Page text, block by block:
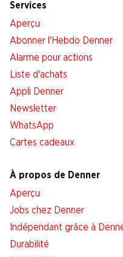
Services
Aperçu
Abonner l'Hebdo Denner
Alarme pour actions
Liste d'achats
Appli Denner
Newsletter
WhatsApp
Cartes cadeaux
À propos de Denner
Aperçu
Jobs chez Denner
Indépendant grâce à
Durabilité